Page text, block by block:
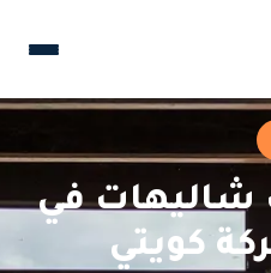
شاليهات في
كويتي